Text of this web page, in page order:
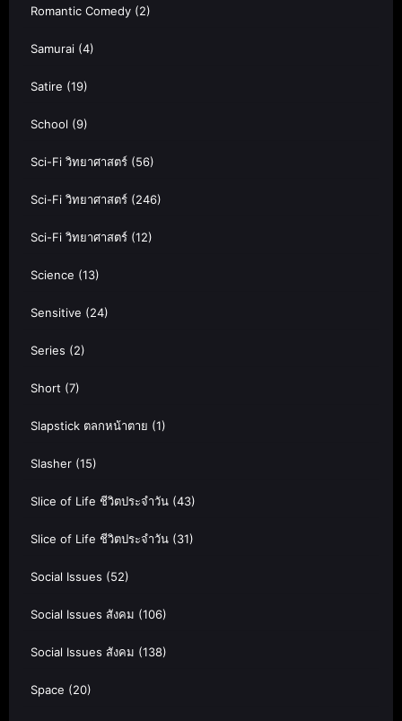
Romantic Comedy (2)
Samurai (4)
Satire (19)
School (9)
Sci-Fi วิทยาศาสตร์ (56)
Sci-Fi วิทยาศาสตร์ (246)
Sci-Fi วิทยาศาสตร์ (12)
Science (13)
Sensitive (24)
Series (2)
Short (7)
Slapstick ตลกหน้าตาย (1)
Slasher (15)
Slice of Life ชีวิตประจำวัน (43)
Slice of Life ชีวิตประจำวัน (31)
Social Issues (52)
Social Issues สังคม (106)
Social Issues สังคม (138)
Space (20)